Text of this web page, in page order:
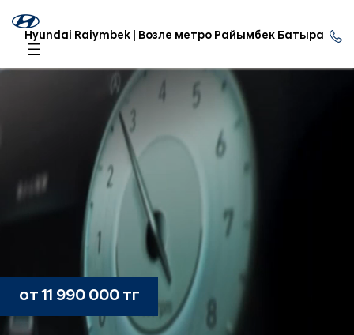
Hyundai Raiymbek | Возле метро Райымбек Батыра
от 11 990 000 тг